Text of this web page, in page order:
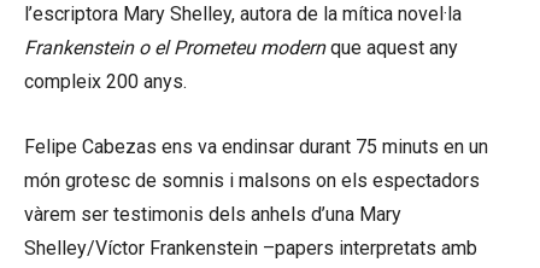
l’escriptora Mary Shelley, autora de la mítica novel·la
Frankenstein o el Prometeu modernque aquest any
compleix 200 anys.
Felipe Cabezas ens va endinsar durant 75 minuts en un
món grotesc de somnis i malsons on els espectadors
vàrem ser testimonis dels anhels d’una Mary
Shelley/Víctor Frankenstein –papers interpretats amb